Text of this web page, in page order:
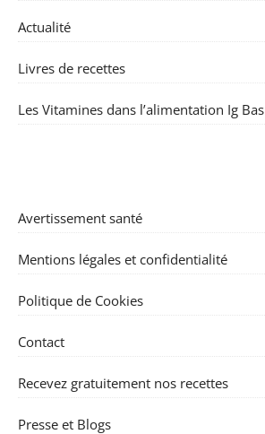
Actualité
Livres de recettes
Les Vitamines dans l’alimentation Ig Bas
Avertissement santé
Mentions légales et confidentialité
Politique de Cookies
Contact
Recevez gratuitement nos recettes
Presse et Blogs